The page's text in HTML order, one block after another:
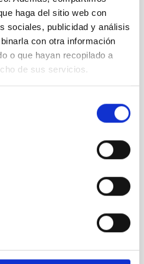
haga del sitio web con
sociales, publicidad y análisis
con otra información
o que hayan recopilado a
de sus servicios.